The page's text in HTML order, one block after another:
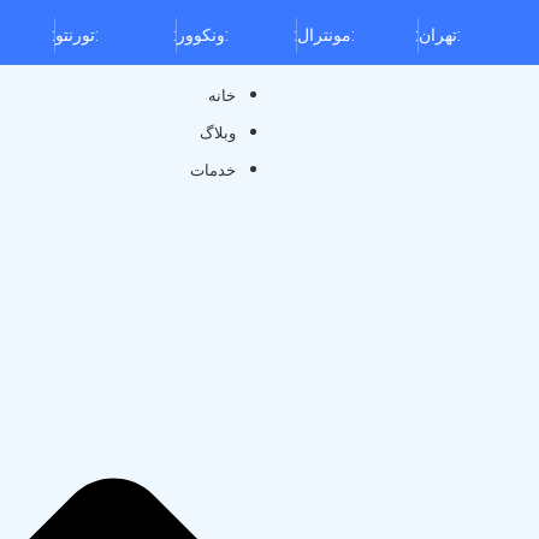
: تهران: : مونترال: : ونکوور: : تورنتو:
خانه
وبلاگ